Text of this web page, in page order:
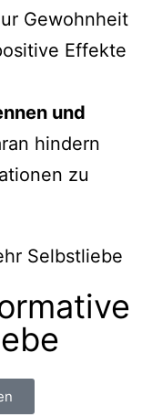
Gewohnheit
Effekte
und
hindern
zu